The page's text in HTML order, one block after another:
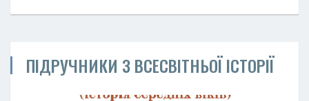
ПІДРУЧНИКИ З ВСЕСВІТНЬОЇ ІСТОРІЇ